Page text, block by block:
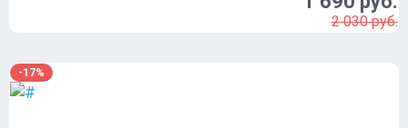
2 030 руб.
-17%